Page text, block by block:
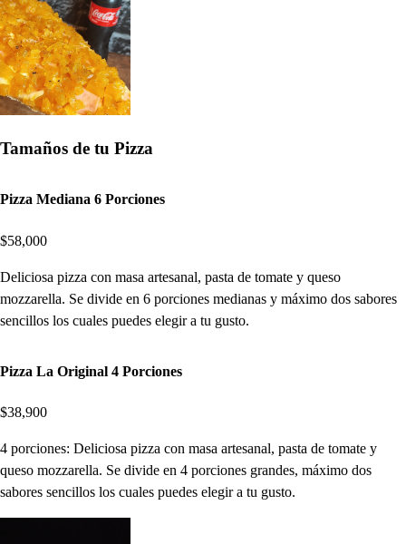
Tamaños de tu Pizza
Pizza Mediana 6 Porciones
$58,000
Deliciosa pizza con masa artesanal, pasta de tomate y queso
mozzarella. Se divide en 6 porciones medianas y máximo dos sabores
sencillos los cuales puedes elegir a tu gusto.
Pizza La Original 4 Porciones
$38,900
4 porciones: Deliciosa pizza con masa artesanal, pasta de tomate y
queso mozzarella. Se divide en 4 porciones grandes, máximo dos
sabores sencillos los cuales puedes elegir a tu gusto.